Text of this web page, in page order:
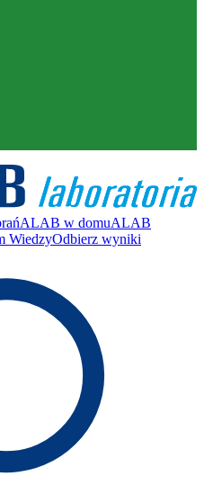
ALAB w domuALAB
WiedzyOdbierz wyniki